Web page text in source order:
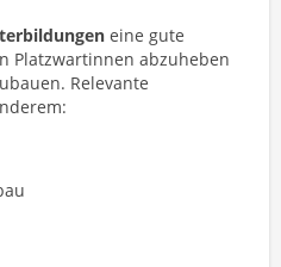
eine gute
Platzwartinnen abzuheben
Relevante